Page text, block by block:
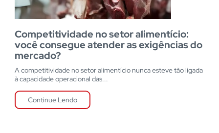
Competitividade no setor alimentício:
você consegue atender as exigências do
mercado?
A competitividade no setor alimentício nunca esteve tão ligada
à capacidade operacional das...
Continue Lendo